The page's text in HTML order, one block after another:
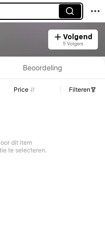
Volgend
5 Volgers
en Voorraadgegevens.
Beoordeling
Price Filteren
dit item
te selecteren.